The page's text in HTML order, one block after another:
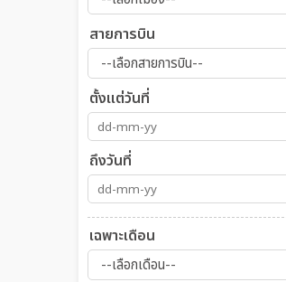
สายการบิน
ตั้งแต่วันที่
ถึงวันที่
เฉพาะเดือน